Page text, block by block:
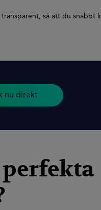
så att du snabbt
nu direkt